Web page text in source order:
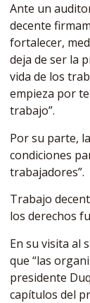
Ante un
decente
fortalecer,
deja de ser la
vida de los
empieza por
trabajo”.
Por su parte,
condiciones
trabajadores”.
Trabajo
los derechos
En su visita al
que “las
presidente
capítulos del